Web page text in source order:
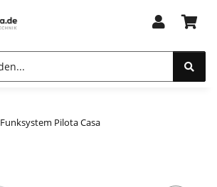
Funksystem Pilota Casa